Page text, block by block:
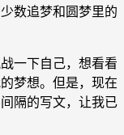
数追梦和圆梦里的
一下自己，想看看
梦想。但是，现在
隔的写文，让我已